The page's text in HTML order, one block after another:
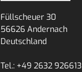
Füllscheuer 30
56626 Andernach
Deutschland
Tel.: +49 2632 926613